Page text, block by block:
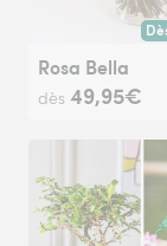
Rosa Bella
dès 49,95€